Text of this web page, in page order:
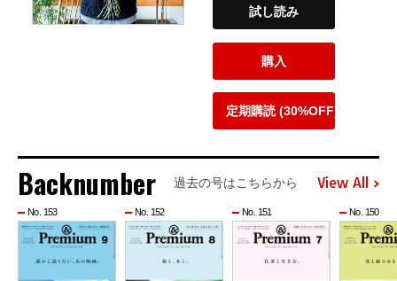
試し読み
購入
定期購読 (30%OFF)
Backnumber 過去の号はこちらから View All
No. 153 No. 152 No. 151 No. 150